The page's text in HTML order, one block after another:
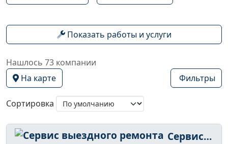
Показать работы и услуги
Нашлось 73 компании
На карте
Фильтры
Сортировка
Сервис выездного ремонта